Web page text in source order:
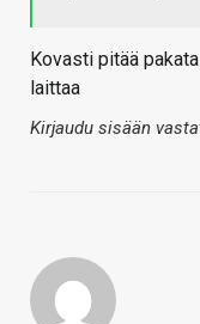
Kovasti pitää
laittaa
Kirjaudu sisään